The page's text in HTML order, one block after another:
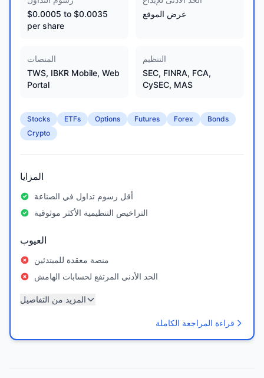
$0.0005 to $0.0035
per share
عرض الموقع
المنصات
TWS, IBKR Mobile, Web
Portal
التنظيم
SEC, FINRA, FCA,
CySEC, MAS
Stocks ETFs Options Futures Forex
Bonds
Crypto
المزايا
أقل رسوم تداول في الصناعة
التراخيص التنظيمية الأكثر موثوقية
العيوب
منصة معقدة للمبتدئين
الحد الأدنى المرتفع لحسابات الهامش
المزيد من التفاصيل
قراءة المراجعة الكاملة